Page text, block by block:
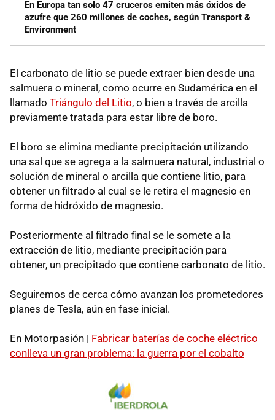
En Europa tan solo 47 cruceros emiten más óxidos de
azufre que 260 millones de coches, según Transport &
Environment
El carbonato de litio se puede extraer bien desde una
salmuera o mineral, como ocurre en Sudamérica en el
llamado Triángulo del Litio, o bien a través de arcilla
previamente tratada para estar libre de boro.
El boro se elimina mediante precipitación utilizando
una sal que se agrega a la salmuera natural, industrial o
solución de mineral o arcilla que contiene litio, para
obtener un filtrado al cual se le retira el magnesio en
forma de hidróxido de magnesio.
Posteriormente al filtrado final se le somete a la
extracción de litio, mediante precipitación para
obtener, un precipitado que contiene carbonato de litio.
Seguiremos de cerca cómo avanzan los prometedores
planes de Tesla, aún en fase inicial.
En Motorpasión | Fabricar baterías de coche eléctrico
conlleva un gran problema: la guerra por el cobalto